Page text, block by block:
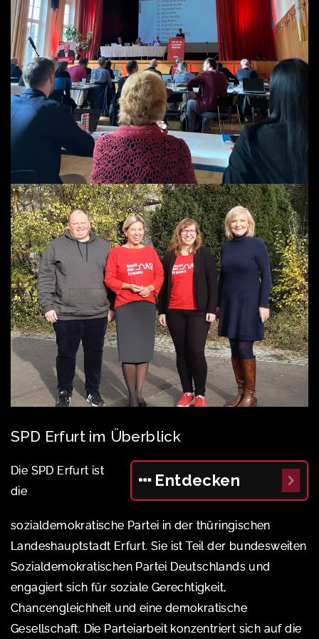
SPD Erfurt im Überblick
Entdecken
Die SPD Erfurt ist
die
sozialdemokratische Partei in der thüringischen
Landeshauptstadt Erfurt. Sie ist Teil der bundesweiten
Sozialdemokratischen Partei Deutschlands und
engagiert sich für soziale Gerechtigkeit,
Chancengleichheit und eine demokratische
Gesellschaft. Die Parteiarbeit konzentriert sich auf die